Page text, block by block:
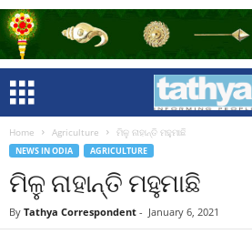
Home Agriculture ମିଳୁ ନାହାନ୍ତି ମହୁମାଛି
NEWS IN ODIA AGRICULTURE
ମିଳୁ ନାହାନ୍ତି ମହୁମାଛି
By Tathya Correspondent - January 6, 2021